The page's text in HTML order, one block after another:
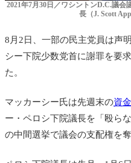
2021年7月30日／ワシントンD.C.議
長（J. Scott
8月2日、一部の民主党員は声
シー下院少数党首に謝罪を要
た。
マッカーシー氏は先週末の資
ー・ペロシ下院議長を「殴ら
の中間選挙で議会の支配権を